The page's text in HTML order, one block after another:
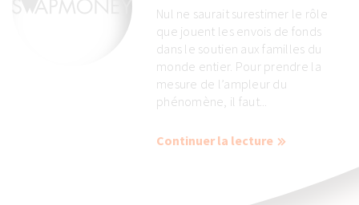
Nul ne saurait surestimer le rôle
que jouent les envois de fonds
dans le soutien aux familles du
monde entier. Pour prendre la
mesure de l’ampleur du
phénomène, il faut...
Continuer la lecture